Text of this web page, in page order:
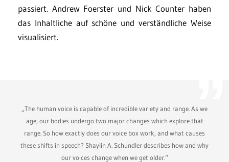
passiert. Andrew Foerster und Nick Counter haben
das Inhaltliche auf schöne und verständliche Weise
visualisiert.
„The human voice is capable of incredible variety and range. As we
age, our bodies undergo two major changes which explore that
range. So how exactly does our voice box work, and what causes
these shifts in speech? Shaylin A. Schundler describes how and why
our voices change when we get older.“